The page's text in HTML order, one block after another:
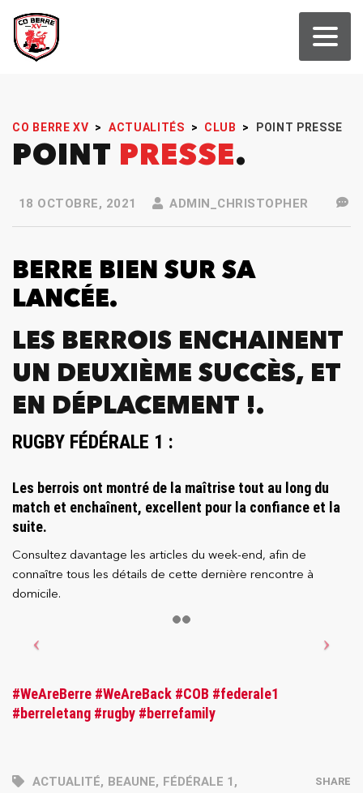
CO BERRE XV > ACTUALITÉS > CLUB > POINT PRESSE
POINT PRESSE
18 OCTOBRE, 2021 ADMIN_CHRISTOPHER
BERRE BIEN SUR SA
LANCÉE.
LES BERROIS ENCHAINENT
UN DEUXIÈME SUCCÈS, ET
EN DÉPLACEMENT !.
RUGBY FÉDÉRALE 1 :
Les berrois ont montré de la maîtrise tout au long du
match et enchaînent, excellent pour la confiance et la
suite.
Consultez davantage les articles du week-end, afin de
connaître tous les détails de cette dernière rencontre à
domicile.
#WeAreBerre #WeAreBack #COB #federale1
#berreletang #rugby #berrefamily
ACTUALITÉ, BEAUNE, FÉDÉRALE 1 ,
SHARE